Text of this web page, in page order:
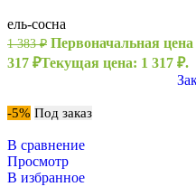
ель-сосна
1 383₽ Первоначальная цена
317 ₽Текущая цена: 1 317 ₽.
-5% Под заказ
В сравнение
Просмотр
В избранное